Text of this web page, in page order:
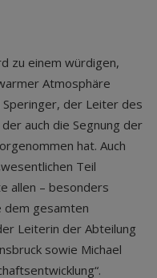
zu einem würdigen,
Atmosphäre
der Leiter des
auch die Segnung der
hat. Auch
Teil
allen – besonders
dem gesamten
Leiterin der Abteilung
sowie Michael